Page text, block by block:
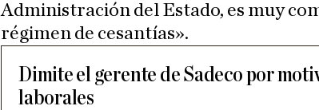
Administración del Estado, es muy
régimen de cesantías».
Dimite el gerente de Sadeco por
laborales